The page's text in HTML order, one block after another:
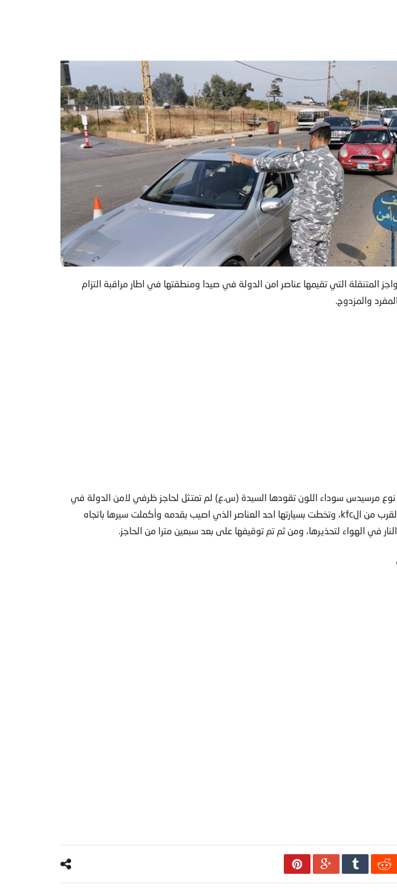
المتنقلة التي تقيمها عناصر امن الدولة في صيدا ومنطقتها في اطار مراقبة التزام
والمزدوج.
نوع مرسيدس سوداء اللون تقودها السيدة (س.ع) لم تمتثل لحاجز ظرفي لامن الدولة في
منطقة عبرا شرق صيدا بالقرب من الkfc، وتخطت بسيارتها احد العناصر الذي اصيب بقدمه وأكملت سيرها باتجاه
النار في الهواء لتحذيرها، ومن ثم تم توقيفها على بعد سبعين مترا من الحاجز.